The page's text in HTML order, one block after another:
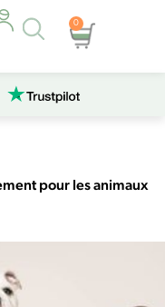
Recherche
de
produits
0
Panier
pour les animaux